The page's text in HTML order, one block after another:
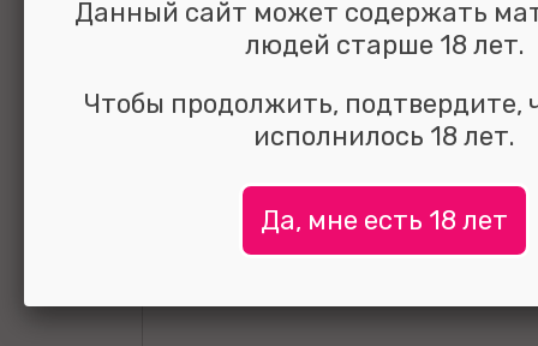
Данный сайт может содержать
людей старше 18 лет.
Чтобы продолжить, подтвердите,
исполнилось 18 лет.
Да, мне есть 18 лет